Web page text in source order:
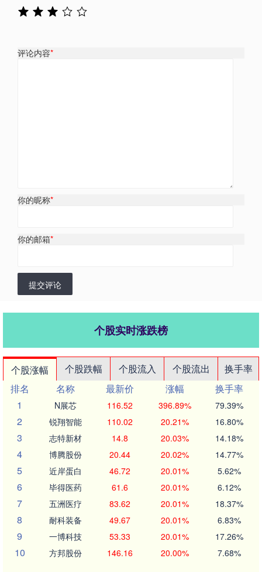
评论内容*
你的昵称*
你的邮箱*
提交评论
个股实时涨跌榜
个股涨幅 个股跌幅 个股流入 个股流出
换手率
排名
名称 最新价 涨幅
换手率
1
N展芯 116.52 396.89% 79.39%
2 锐翔智能 110.02 20.21% 16.80%
3 志特新材 14.8 20.03% 14.18%
4 博腾股份 20.44 20.02% 14.77%
5 近岸蛋白 46.72 20.01% 5.62%
6 毕得医药 61.6 20.01% 6.12%
7 五洲医疗 83.62 20.01% 18.37%
8 耐科装备 49.67 20.01% 6.83%
9 一博科技 53.33 20.01% 17.26%
10 方邦股份 146.16 20.00% 7.68%